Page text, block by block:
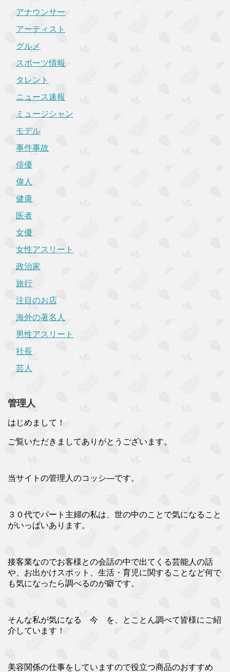
アナウンサー
アーティスト
グルメ
スポーツ情報
タレント
ニュース速報
ミュージシャン
モデル
事件事故
俳優
偉人
健康
医者
女優
女性アスリート
政治家
旅行
注目のお店
海外の著名人
男性アスリート
社長
芸人
管理人
はじめまして！
ご覧いただきましてありがとうございます。
当サイトの管理人のコッシ―です。
３０代でパート主婦の私は、世の中のことで気になること
がいっぱいあります。
接客業なのでお客様との会話の中で出てくる芸能人の話
や、お出かけスポット、生活・育児に関することなど何で
も気になったら調べるのが癖です。
そんな私が気になる 今 を、とことん調べて皆様にご紹
介しています！
美容関係の仕事をしていますので役立つ商品のおすすめ